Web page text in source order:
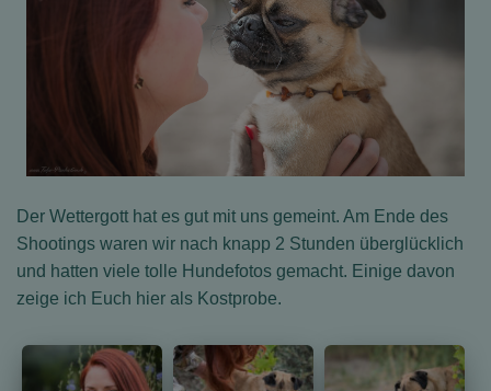
Der Wettergott hat es gut mit uns gemeint. Am Ende des
Shootings waren wir nach knapp 2 Stunden überglücklich
und hatten viele tolle Hundefotos gemacht. Einige davon
zeige ich Euch hier als Kostprobe.